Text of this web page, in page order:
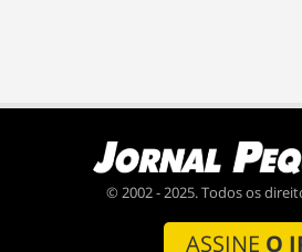
© 2002 - 2025. Todos os
ASSINE O